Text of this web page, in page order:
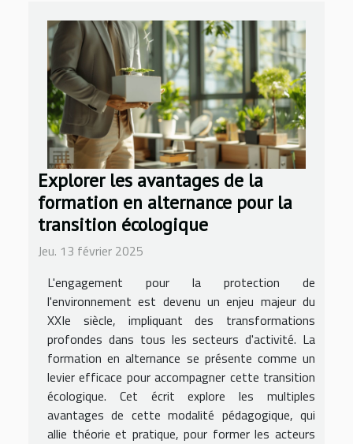
Explorer les avantages de la
formation en alternance pour la
transition écologique
Jeu. 13 février 2025
L'engagement pour la protection de
l'environnement est devenu un enjeu majeur du
XXIe siècle, impliquant des transformations
profondes dans tous les secteurs d'activité. La
formation en alternance se présente comme un
levier efficace pour accompagner cette transition
écologique. Cet écrit explore les multiples
avantages de cette modalité pédagogique, qui
allie théorie et pratique, pour former les acteurs